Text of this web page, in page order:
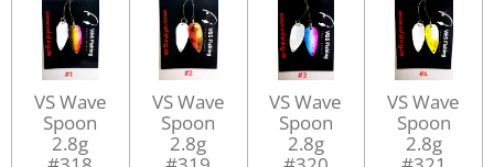
VS Wave
Spoon
2.8g
VS Wave
Spoon
2.8g
VS Wave
Spoon
2.8g
VS Wave
Spoon
2.8g